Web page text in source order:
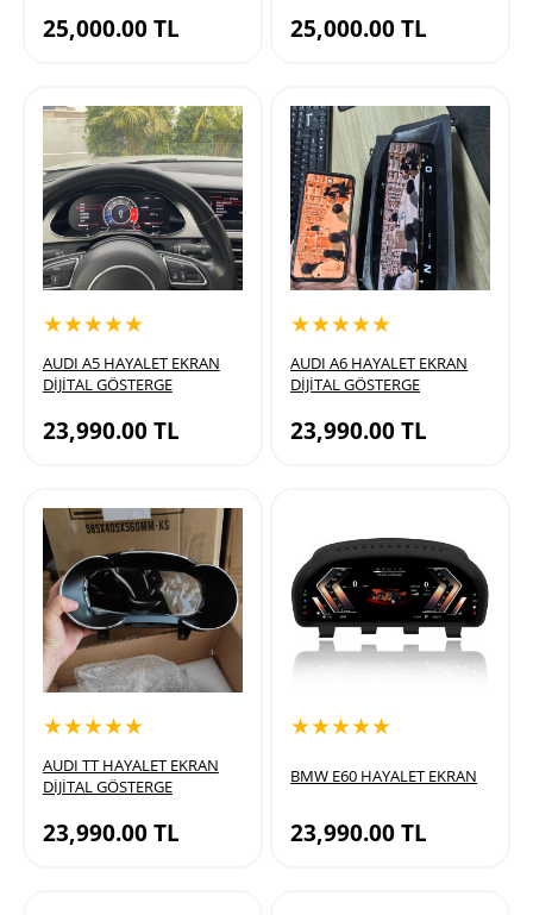
25,000.00TL 25,000.00TL
★★★★★
AUDI A5 HAYALET EKRAN
DİJİTAL GÖSTERGE
23,990.00TL
★★★★★
AUDI A6 HAYALET EKRAN
DİJİTAL GÖSTERGE
23,990.00TL
★★★★★
AUDI TT HAYALET EKRAN
DİJİTAL GÖSTERGE
23,990.00TL
★★★★★
BMW E60 HAYALET EKRAN
23,990.00TL